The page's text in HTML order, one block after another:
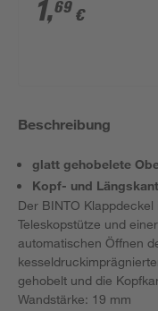
1,69 €
Beschreibung
glatt gehobelete
Kopf- und
Der BINTO
Teleskopstütze und
automatischen Öffnen
gehobelt und die
Wandstärke: 19 mm